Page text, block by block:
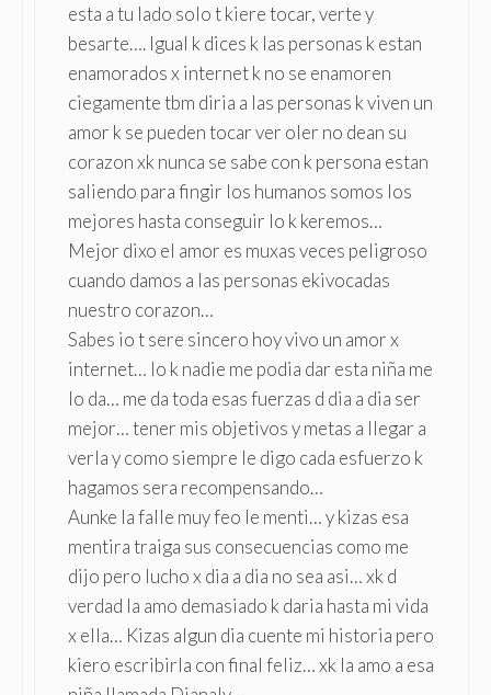
esta a tu lado solo t kiere tocar, verte y
besarte…. Igual k dices k las personas k estan
enamorados x internet k no se enamoren
ciegamente tbm diria a las personas k viven un
amor k se pueden tocar ver oler no dean su
corazon xk nunca se sabe con k persona estan
saliendo para fingir los humanos somos los
mejores hasta conseguir lo k keremos…
Mejor dixo el amor es muxas veces peligroso
cuando damos a las personas ekivocadas
nuestro corazon…
Sabes io t sere sincero hoy vivo un amor x
internet… lo k nadie me podia dar esta niña me
lo da… me da toda esas fuerzas d dia a dia ser
mejor… tener mis objetivos y metas a llegar a
verla y como siempre le digo cada esfuerzo k
hagamos sera recompensando…
Aunke la falle muy feo le menti… y kizas esa
mentira traiga sus consecuencias como me
dijo pero lucho x dia a dia no sea asi… xk d
verdad la amo demasiado k daria hasta mi vida
x ella… Kizas algun dia cuente mi historia pero
kiero escribirla con final feliz… xk la amo a esa